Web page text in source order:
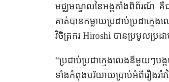
មជ្ឈមណ្ឌល​នៃអង្គតាំងពិព័រណ៍ គឺជ
គាត់បានកម្លាយប្រដាប់ប្រដា​ក្ម
វិចិត្រករ Hiroshi បានប្រមូលប្រដ
“ប្រដាប់ប្រដាក្មេងលេងនីមួយៗបង្
ទាំង​កំពុងបរិយាយ​ប្រាប់អំពី​រឿងរ៉